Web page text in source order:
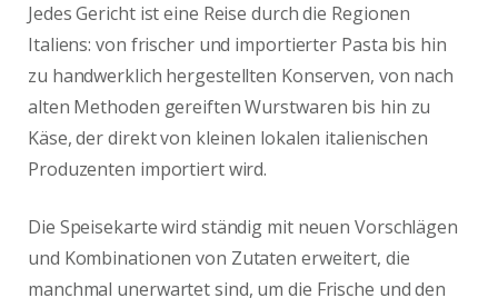
Jedes Gericht ist eine Reise durch die Regionen
Italiens: von frischer und importierter Pasta bis hin
zu handwerklich hergestellten Konserven, von nach
alten Methoden gereiften Wurstwaren bis hin zu
Käse, der direkt von kleinen lokalen italienischen
Produzenten importiert wird.
Die Speisekarte wird ständig mit neuen Vorschlägen
und Kombinationen von Zutaten erweitert, die
manchmal unerwartet sind, um die Frische und den